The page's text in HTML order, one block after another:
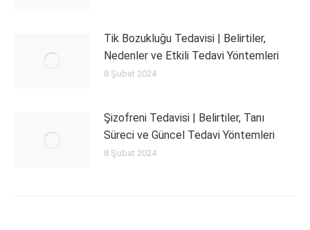
Tik Bozukluğu Tedavisi | Belirtiler,
Nedenler ve Etkili Tedavi Yöntemleri
8 Şubat 2024
Şizofreni Tedavisi | Belirtiler, Tanı
Süreci ve Güncel Tedavi Yöntemleri
8 Şubat 2024